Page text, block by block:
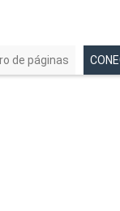
de páginas